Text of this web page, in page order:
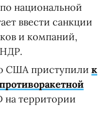
национальной
ввести санкции
и компаний,
США приступили к
на территории